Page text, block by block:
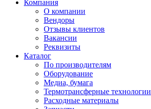
Компания
О компании
Вендоры
Отзывы клиентов
Вакансии
Реквизиты
Каталог
По производителям
Оборудование
Медиа, бумага
Термотрансферные технологии
Расходные материалы